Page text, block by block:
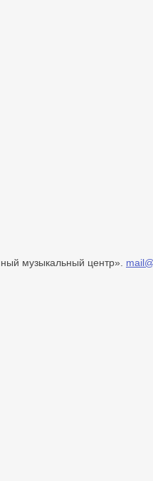
музыкальный центр».